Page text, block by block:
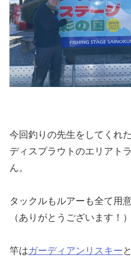
今回釣りの先生をしてくれ
ディスプラウトのエリアト
ん。
タックルもルアーも全て用
（ありがとうございます！）
竿はガーディアンリスキー